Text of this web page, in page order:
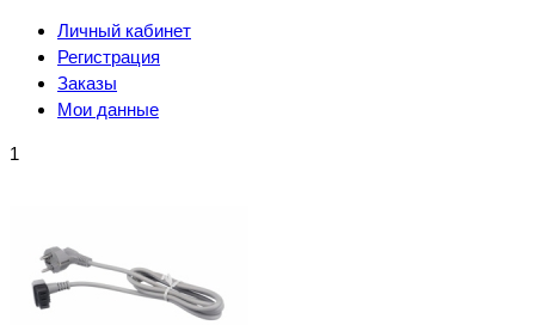
Личный кабинет
Регистрация
Заказы
Мои данные
1